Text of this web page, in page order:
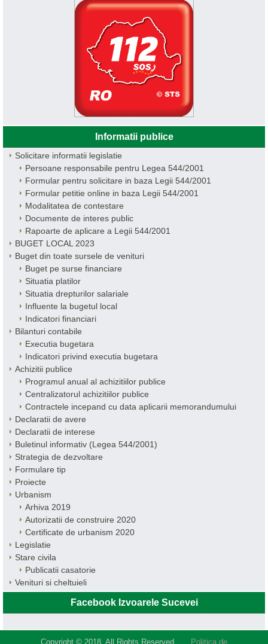
Informatii publice
Solicitare informatii legislatie
Persoane responsabile pentru Legea 544/2001
Formular pentru solicitare in baza Legii 544/2001
Formular petitie online in baza Legii 544/2001
Modalitatea de contestare
Documente de interes public
Rapoarte de aplicare a Legii 544/2001
BUGET LOCAL 2023
Buget din toate sursele de venituri
Buget pe surse financiare
Situatia platilor
Situatia drepturilor salariale
Influente la bugetul local
Indicatori financiari
Bilanturi contabile
Executia bugetara
Indicatori privind executia bugetara
Achizitii publice
Programul anual al achizitiilor publice
Centralizatorul achizitiilor publice
Contractele incepand cu data aplicarii memorandumului
Declaratii de avere
Declaratii de interese
Buletinul informativ (Legea 544/2001)
Strategia de dezvoltare
Formulare tip
Proiecte
Urbanism
Arhiva 2019
Autorizatii de construire 2020
Certificate de urbanism 2020
Legislatie
Stare civila
Publicatii casatorie
Venituri si cheltuieli
Facebook Izvoarele Sucevei
Copyright © 2018. All Rights Reserved. Politica de